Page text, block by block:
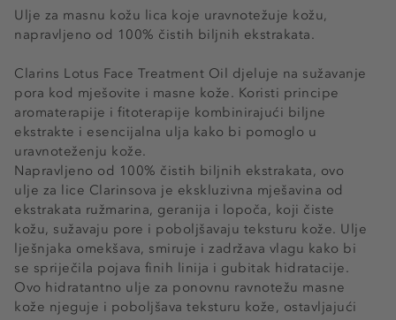
Ulje za masnu kožu lica koje uravnotežuje kožu,
napravljeno od 100% čistih biljnih ekstrakata.
Clarins Lotus Face Treatment Oil djeluje na sužavanje
pora kod mješovite i masne kože. Koristi principe
aromaterapije i fitoterapije kombinirajući biljne
ekstrakte i esencijalna ulja kako bi pomoglo u
uravnoteženju kože.
Napravljeno od 100% čistih biljnih ekstrakata, ovo
ulje za lice Clarinsova je ekskluzivna mješavina od
ekstrakata ružmarina, geranija i lopoča, koji čiste
kožu, sužavaju pore i poboljšavaju teksturu kože. Ulje
lješnjaka omekšava, smiruje i zadržava vlagu kako bi
se spriječila pojava finih linija i gubitak hidratacije.
Ovo hidratantno ulje za ponovnu ravnotežu masne
kože njeguje i poboljšava teksturu kože, ostavljajući